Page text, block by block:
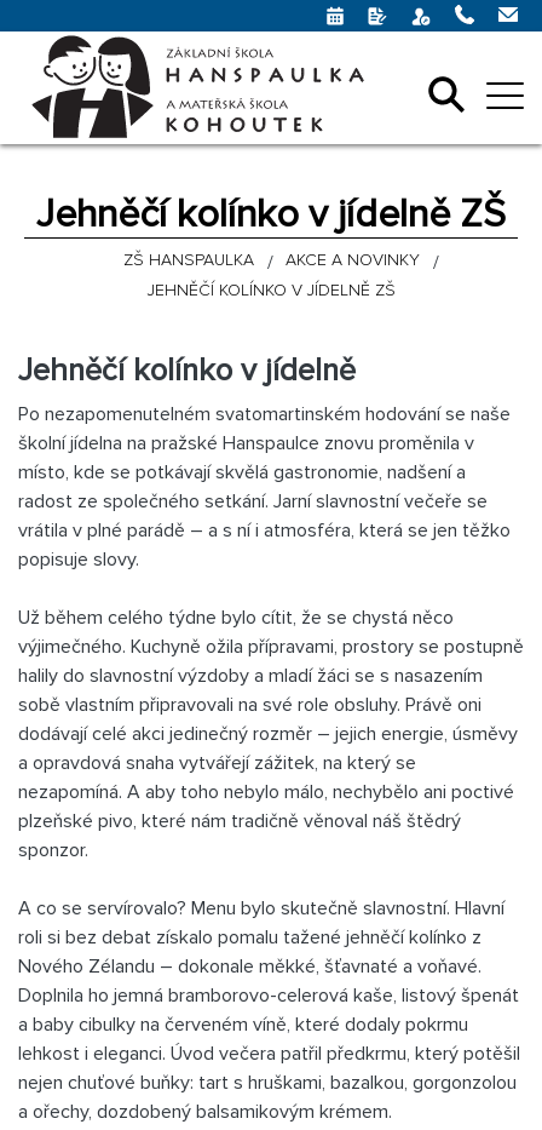
Jehněčí kolínko v jídelně ZŠ
ZŠ HANSPAULKA
AKCE A NOVINKY
JEHNĚČÍ KOLÍNKO V JÍDELNĚ ZŠ
Jehněčí kolínko v jídelně
Po nezapomenutelném svatomartinském hodování se naše
školní jídelna na pražské Hanspaulce znovu proměnila v
místo, kde se potkávají skvělá gastronomie, nadšení a
radost ze společného setkání. Jarní slavnostní večeře se
vrátila v plné parádě – a s ní i atmosféra, která se jen těžko
popisuje slovy.
Už během celého týdne bylo cítit, že se chystá něco
výjimečného. Kuchyně ožila přípravami, prostory se postupně
halily do slavnostní výzdoby a mladí žáci se s nasazením
sobě vlastním připravovali na své role obsluhy. Právě oni
dodávají celé akci jedinečný rozměr – jejich energie, úsměvy
a opravdová snaha vytvářejí zážitek, na který se
nezapomíná. A aby toho nebylo málo, nechybělo ani poctivé
plzeňské pivo, které nám tradičně věnoval náš štědrý
sponzor.
A co se servírovalo? Menu bylo skutečně slavnostní. Hlavní
roli si bez debat získalo pomalu tažené jehněčí kolínko z
Nového Zélandu – dokonale měkké, šťavnaté a voňavé.
Doplnila ho jemná bramborovo-celerová kaše, listový špenát
a baby cibulky na červeném víně, které dodaly pokrmu
lehkost i eleganci. Úvod večera patřil předkrmu, který potěšil
nejen chuťové buňky: tart s hruškami, bazalkou, gorgonzolou
a ořechy, dozdobený balsamikovým krémem.